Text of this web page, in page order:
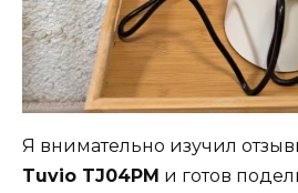
Я внимательно изучил
Tuvio TJ04PM и готов